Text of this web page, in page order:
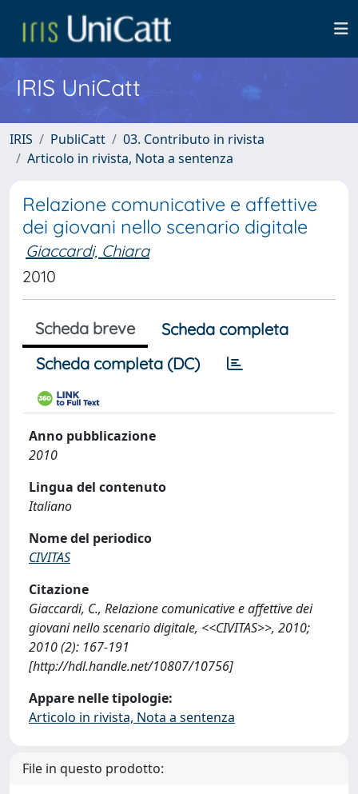
IRIS UniCatt
IRIS PubliCatt
03. Contributo in rivista
Articolo in rivista, Nota a sentenza
Relazione comunicative e affettive
dei giovani nello scenario digitale
Giaccardi, Chiara
2010
Scheda breve
Scheda completa
Scheda completa (DC)
Anno pubblicazione
2010
Lingua del contenuto
Italiano
Nome del periodico
CIVITAS
Citazione
Giaccardi, C., Relazione comunicative e affettive dei
giovani nello scenario digitale, <<CIVITAS>>, 2010;
2010 (2): 167-191
[http://hdl.handle.net/10807/10756]
Appare nelle tipologie:
Articolo in rivista, Nota a sentenza
File in questo prodotto: